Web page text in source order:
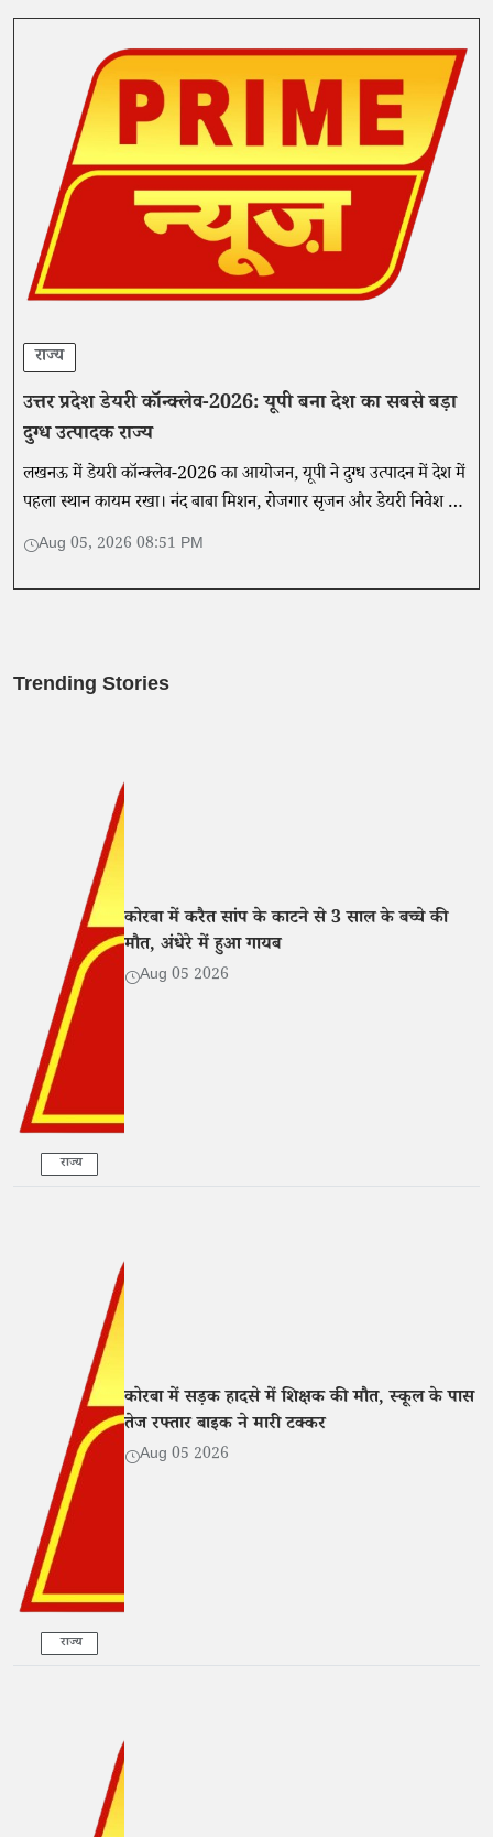
राज्य
उत्तर प्रदेश डेयरी कॉन्क्लेव-2026: यूपी बना देश का सबसे बड़ा
दुग्ध उत्पादक राज्य
लखनऊ में डेयरी कॉन्क्लेव-2026 का आयोजन, यूपी ने दुग्ध उत्पादन में देश में
पहला स्थान कायम रखा। नंद बाबा मिशन, रोजगार सृजन और डेयरी निवेश से
किसानों को मिल रही नई ताकत।
Aug 05, 2026 08:51 PM
Trending Stories
राज्य
कोरबा में करैत सांप के काटने से 3 साल के बच्चे की
मौत, अंधेरे में हुआ गायब
Aug 05 2026
राज्य
कोरबा में सड़क हादसे में शिक्षक की मौत, स्कूल के पास
तेज रफ्तार बाइक ने मारी टक्कर
Aug 05 2026